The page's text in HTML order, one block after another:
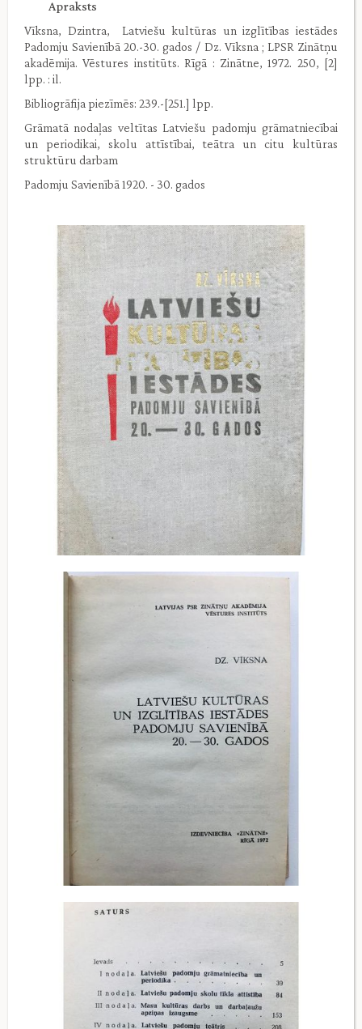
Apraksts
Vīksna, Dzintra, Latviešu kultūras un izglītības iestādes
Padomju Savienībā 20.-30. gados / Dz. Vīksna ; LPSR Zinātņu
akadēmija. Vēstures institūts. Rīgā : Zinātne, 1972. 250, [2]
lpp. : il.
Bibliogrāfija piezīmēs: 239.-[251.] lpp.
Grāmatā nodaļas veltītas Latviešu padomju grāmatniecībai
un periodikai, skolu attīstībai, teātra un citu kultūras
struktūru darbam
Padomju Savienībā 1920. - 30. gados